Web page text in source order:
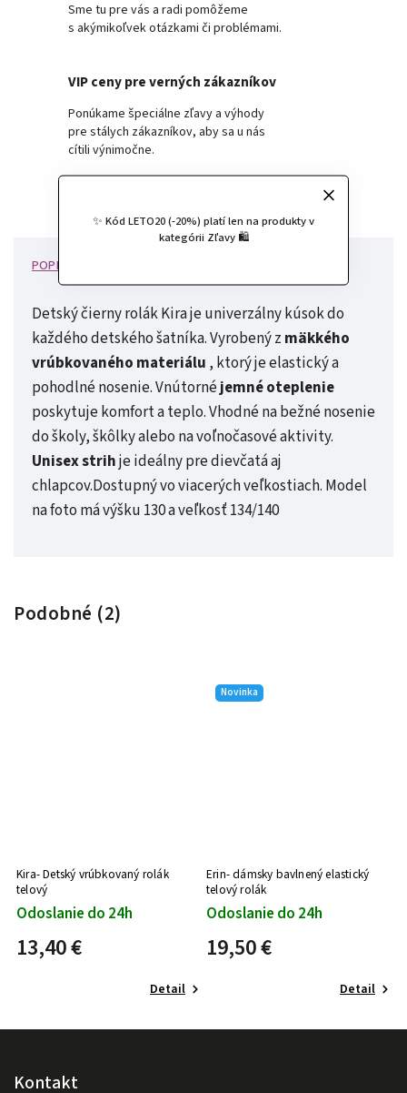
✨ Kód LETO20 (-20%) platí len na produkty v
kategórii Zľavy 🛍️
Sme tu pre vás a radi pomôžeme
s akýmikoľvek otázkami či problémami.
VIP ceny pre verných zákazníkov
Ponúkame špeciálne zľavy a výhody
pre stálych zákazníkov, aby sa u nás
cítili výnimočne.
POPIS
Detský čierny rolák Kira je univerzálny kúsok do
každého detského šatníka. Vyrobený z mäkkého
vrúbkovaného materiálu , ktorý je elastický a
pohodlné nosenie. Vnútornéjemné oteplenie
poskytuje komfort a teplo.Vhodné na bežné nosenie
do školy, škôlky alebo na voľnočasové aktivity.
Unisex strihje ideálny pre dievčatá aj
chlapcov.Dostupný vo viacerých veľkostiach. Model
na foto má výšku 130 a veľkosť 134/140
Podobné (2)
Kira- Detský vrúbkovaný rolák
telový
Odoslanie do 24h
13,40 €
Detail
Novinka
Erin- dámsky bavlnený elastický
telový rolák
Odoslanie do 24h
19,50 €
Detail
Kontakt